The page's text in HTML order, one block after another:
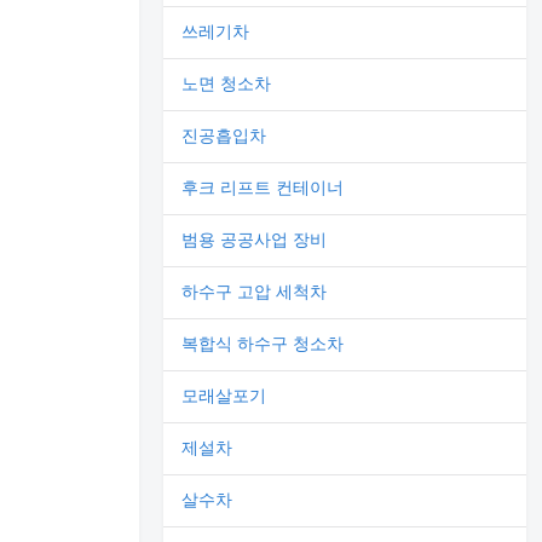
쓰레기차
노면 청소차
진공흡입차
후크 리프트 컨테이너
범용 공공사업 장비
하수구 고압 세척차
복합식 하수구 청소차
모래살포기
제설차
살수차